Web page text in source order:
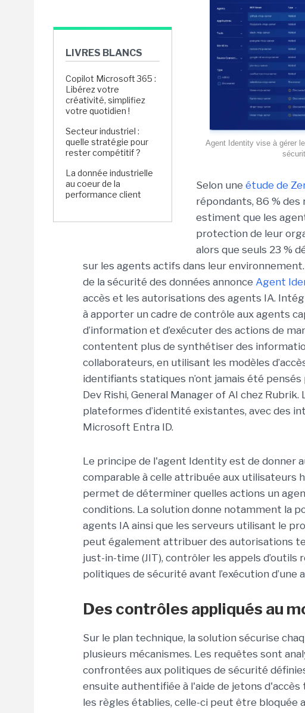
LIVRES BLANCS
Copilot Microsoft 365 :
Libérez votre
créativité, simplifiez
votre quotidien !
Secteur industriel :
quelle stratégie pour
rester compétitif ?
La donnée industrielle
au coeur de la
performance client
Agent Identity vise à gérer
Selon une étude de
répondants, 86 % des
estiment que les
protection de leur
alors que seuls 23 %
sur les agents actifs dans leur environnement.
de la sécurité des données annonce Agent
accès et les autorisations des agents IA.
à apporter un cadre de contrôle aux agents
d’information et d’exécuter des actions de
contentent plus de synthétiser des
collaborateurs, en utilisant les modèles
identifiants statiques n’ont jamais été
Dev Rishi, General Manager of AI chez
plateformes d’identité existantes, avec des
Microsoft Entra ID.
Le principe de l'agent Identity est de donner
comparable à celle attribuée aux utilisateurs
permet de déterminer quelles actions un
conditions. La solution donne notamment la
agents IA ainsi que les serveurs utilisant le
peut également attribuer des autorisations
just-in-time (JIT), contrôler les appels d’outils
politiques de sécurité avant l’exécution
Des contrôles appliqués au
Sur le plan technique, la solution sécurise
plusieurs mécanismes. Les requêtes sont
confrontées aux politiques de sécurité
ensuite authentifiée à l'aide de jetons
les règles établies, celle-ci peut être bloquée